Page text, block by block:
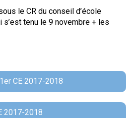
le CR du conseil d’école
tenu le 9 novembre + les
CE 2017-2018
2017-2018